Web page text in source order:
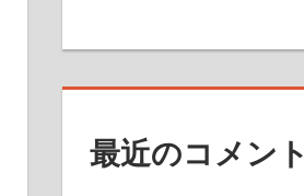
最近のコメント